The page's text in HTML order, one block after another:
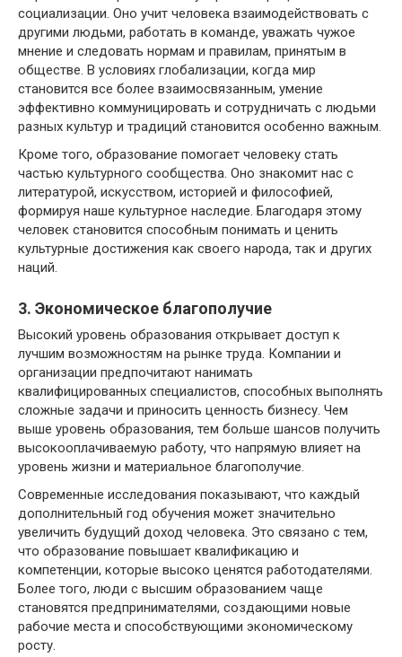
социализации. Оно учит человека взаимодействовать с
другими людьми, работать в команде, уважать чужое
мнение и следовать нормам и правилам, принятым в
обществе. В условиях глобализации, когда мир
становится все более взаимосвязанным, умение
эффективно коммуницировать и сотрудничать с людьми
разных культур и традиций становится особенно важным.
Кроме того, образование помогает человеку стать
частью культурного сообщества. Оно знакомит нас с
литературой, искусством, историей и философией,
формируя наше культурное наследие. Благодаря этому
человек становится способным понимать и ценить
культурные достижения как своего народа, так и других
наций.
3. Экономическое благополучие
Высокий уровень образования открывает доступ к
лучшим возможностям на рынке труда. Компании и
организации предпочитают нанимать
квалифицированных специалистов, способных выполнять
сложные задачи и приносить ценность бизнесу. Чем
выше уровень образования, тем больше шансов получить
высокооплачиваемую работу, что напрямую влияет на
уровень жизни и материальное благополучие.
Современные исследования показывают, что каждый
дополнительный год обучения может значительно
увеличить будущий доход человека. Это связано с тем,
что образование повышает квалификацию и
компетенции, которые высоко ценятся работодателями.
Более того, люди с высшим образованием чаще
становятся предпринимателями, создающими новые
рабочие места и способствующими экономическому
росту.